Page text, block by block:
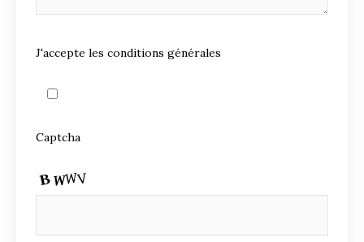
J'accepte les conditions générales
Captcha